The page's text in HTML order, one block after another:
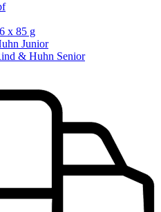
x 85 g
Junior
& Huhn Senior